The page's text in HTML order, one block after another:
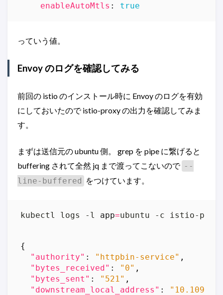
enableAutoMtls : true
っていう値。
Envoy のログを確認してみる
前回の istio のインストール時に Envoy のログを有効
にしておいたので istio-proxy の出力を確認してみま
す。
まずは送信元の ubuntu 側。 grep を pipe に繋げると
buffering されて全然 jq まで渡ってこないので --
line-buffered をつけています。
kubectl logs -l app=ubuntu -c istio-
{
"authority" : "httpbin-service" ,
"bytes_received" : "0" ,
"bytes_sent" : "521" ,
"downstream_local_address" :